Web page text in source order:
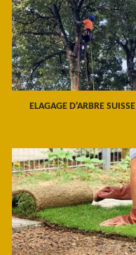
ELAGAGE D'ARBRE SUISSE